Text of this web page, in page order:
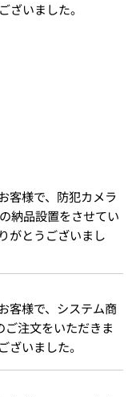
ざいました。
客様で、防犯カメラ
納品設置をさせてい
がとうございまし
客様で、システム商
注文をいただきま
ざいました。